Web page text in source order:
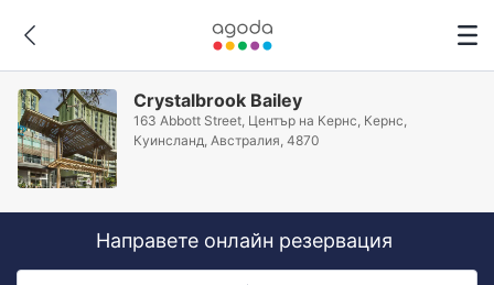
Crystalbrook Bailey
163 Abbott Street, Център на Кернс, Кeрнс,
Куинсланд, Австралия, 4870
Направете онлайн резервация